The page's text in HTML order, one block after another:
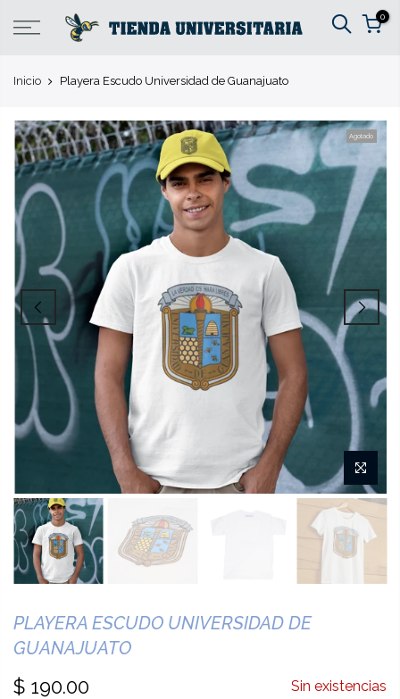
principal
0
Inicio Playera Escudo Universidad de Guanajuato
Agotado
PLAYERA ESCUDO UNIVERSIDAD DE
GUANAJUATO
$ 190.00 Sin existencias